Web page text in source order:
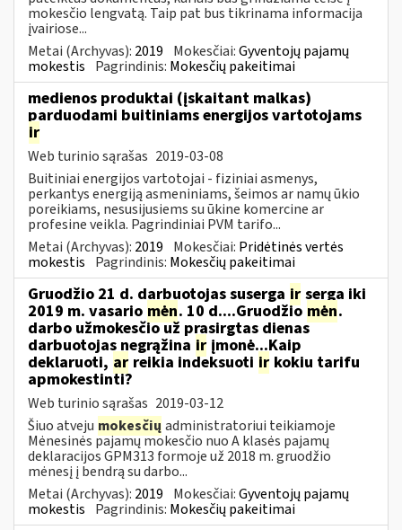
mokesčio lengvatą. Taip pat bus tikrinama informacija
įvairiose...
Metai (Archyvas): 2019 Mokesčiai:Gyventojų pajamų
mokestis Pagrindinis: Mokesčių pakeitimai
medienos produktai (įskaitant malkas)
parduodami buitiniams energijos vartotojams
ir
Web turinio sąrašas 2019-03-08
Buitiniai energijos vartotojai - fiziniai asmenys,
perkantys energiją asmeniniams, šeimos ar namų ūkio
poreikiams, nesusijusiems su ūkine komercine ar
profesine veikla. Pagrindiniai PVM tarifo...
Metai (Archyvas): 2019 Mokesčiai: Pridėtinės vertės
mokestis Pagrindinis: Mokesčių pakeitimai
Gruodžio 21 d. darbuotojas suserga ir serga iki
2019 m. vasario mėn. 10 d....Gruodžio mėn.
darbo užmokesčio už prasirgtas dienas
darbuotojas negrąžina ir įmonė...Kaip
deklaruoti, ar reikia indeksuoti ir kokiu tarifu
apmokestinti?
Web turinio sąrašas 2019-03-12
Šiuo atveju mokesčių administratoriui teikiamoje
Mėnesinės pajamų mokesčio nuo A klasės pajamų
deklaracijos GPM313 formoje už 2018 m. gruodžio
mėnesį į bendrą su darbo...
Metai (Archyvas): 2019 Mokesčiai:Gyventojų pajamų
mokestis Pagrindinis: Mokesčių pakeitimai